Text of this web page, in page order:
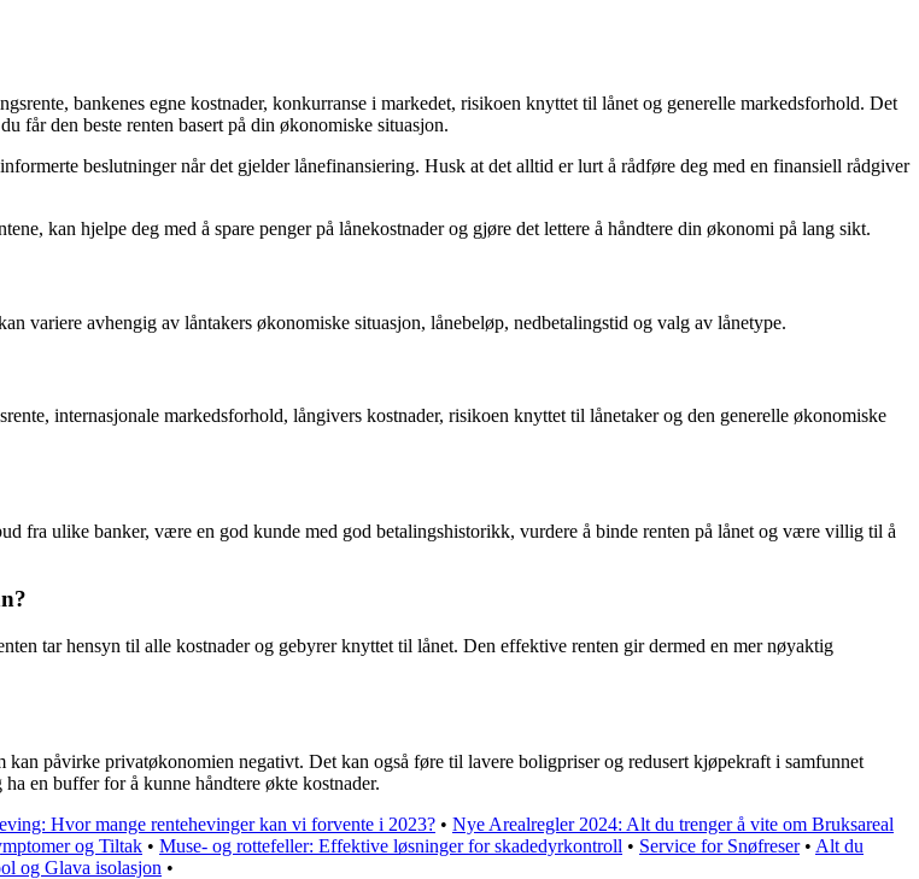
bankenes egne kostnader, konkurranse i markedet, risikoen knyttet til lånet og generelle markedsforhold. Det
får den beste renten basert på din økonomiske situasjon.
beslutninger når det gjelder lånefinansiering. Husk at det alltid er lurt å rådføre deg med en finansiell rådgiver
kan hjelpe deg med å spare penger på lånekostnader og gjøre det lettere å håndtere din økonomi på lang sikt.
variere avhengig av låntakers økonomiske situasjon, lånebeløp, nedbetalingstid og valg av lånetype.
internasjonale markedsforhold, långivers kostnader, risikoen knyttet til lånetaker og den generelle økonomiske
fra ulike banker, være en god kunde med god betalingshistorikk, vurdere å binde renten på lånet og være villig til å
tar hensyn til alle kostnader og gebyrer knyttet til lånet. Den effektive renten gir dermed en mer nøyaktig
påvirke privatøkonomien negativt. Det kan også føre til lavere boligpriser og redusert kjøpekraft i samfunnet
en buffer for å kunne håndtere økte kostnader.
Hvor mange rentehevinger kan vi forvente i 2023? • Nye Arealregler 2024: Alt du trenger å vite om Bruksareal
og Tiltak • Muse- og rottefeller: Effektive løsninger for skadedyrkontroll • Service for Snøfreser• Alt du
og Glava isolasjon •